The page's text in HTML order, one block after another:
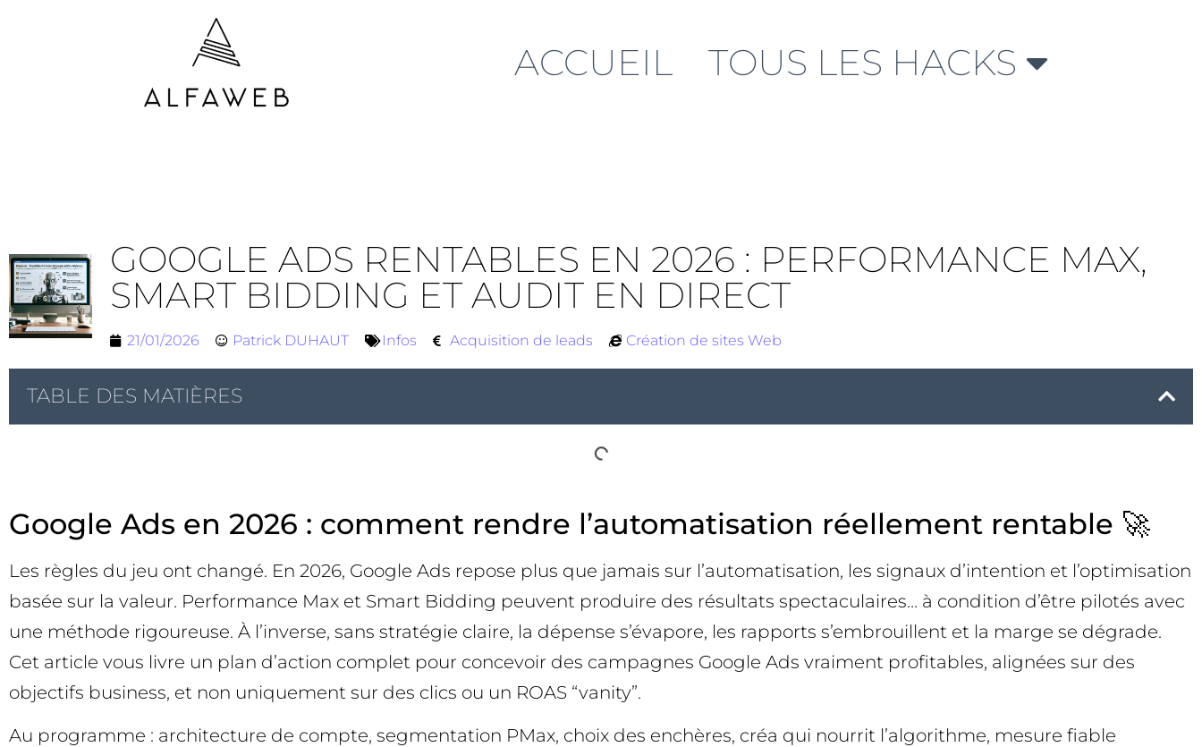
ACCUEIL TOUS LES HACKS
GOOGLE ADS RENTABLES EN 2026 : PERFORMANCE MAX,
SMART BIDDING ET AUDIT EN DIRECT
21/01/2026 Patrick DUHAUT Infos Acquisition de leads Création de sites Web
TABLE DES MATIÈRES
Google Ads en 2026 : comment rendre l’automatisation réellement rentable 🚀
Les règles du jeu ont changé. En 2026, Google Ads repose plus que jamais sur l’automatisation, les signaux d’intention et l’optimisation
basée sur la valeur. Performance Max et Smart Bidding peuvent produire des résultats spectaculaires… à condition d’être pilotés avec
une méthode rigoureuse. À l’inverse, sans stratégie claire, la dépense s’évapore, les rapports s’embrouillent et la marge se dégrade.
Cet article vous livre un plan d’action complet pour concevoir des campagnes Google Ads vraiment profitables, alignées sur des
objectifs business, et non uniquement sur des clics ou un ROAS “vanity”.
Au programme : architecture de compte, segmentation PMax, choix des enchères, créa qui nourrit l’algorithme, mesure fiable